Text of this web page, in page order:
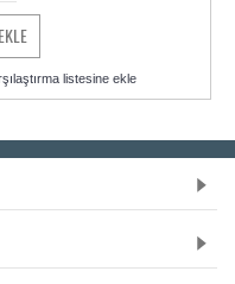
listesine ekle